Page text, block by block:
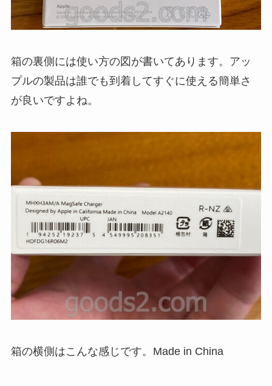
箱の裏側には使い方の図が書いてあります。アッ
プルの製品は誰でも到着してすぐに使える簡単さ
が良いですよね。
箱の横側はこんな感じです。Made in China